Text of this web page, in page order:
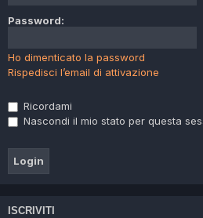
Password:
Ho dimenticato la password
Rispedisci l’email di attivazione
Ricordami
Nascondi il mio stato per questa
ISCRIVITI